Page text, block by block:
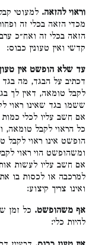
וראוי להזאה. למעוטי
מכדי הזאה בכלי זה
הזאה בכלי זה ואח״כ
קדשי ואין טעונין כבוס:
עד שלא הופשט אין
דכתיב על הבגד, מה בגד
לקבל טומאה, דאין לך
ששמו בגד שאינו ראוי
אם חשב עליו לכלי
כל הראוי לקבל טומאה,
הופשט אינו ראוי לקבל
ומשהופשט הוי ראוי
אם חשב עליו לעשות
למרכבה או לכסות בו
ואינו צריך קיצוע:
אף משהופשט. כל זמן
להיות כלי: